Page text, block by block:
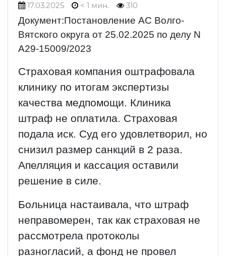
17.03.2025 < 1 мин. 310
Документ:Постановление АС Волго-
Вятского округа от 25.02.2025 по делу N
А29-15009/2023
Страховая компания оштрафовала
клинику по итогам экспертизы
качества медпомощи. Клиника
штраф не оплатила. Страховая
подала иск. Суд его удовлетворил, но
снизил размер санкций в 2 раза.
Апелляция и кассация оставили
решение в силе.
Больница настаивала, что штраф
неправомерен, так как страховая не
рассмотрела протоколы
разногласий, а фонд не провел